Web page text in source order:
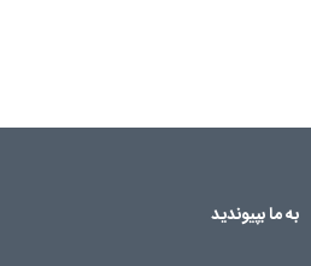
به ما بپیوندید